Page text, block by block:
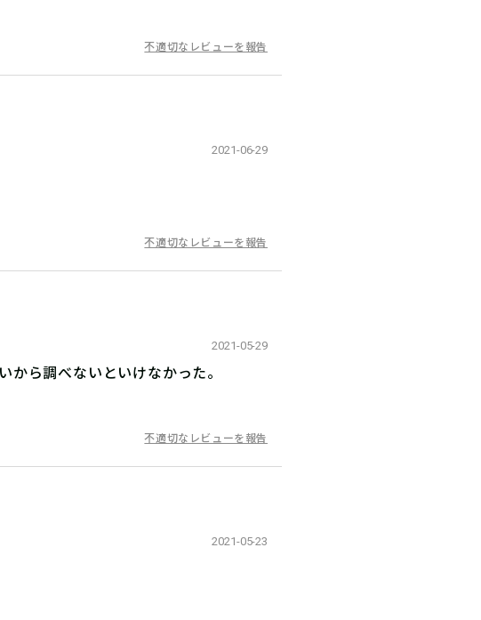
不適切なレビューを報告
2021-06-29
不適切なレビューを報告
2021-05-29
ら調べないといけなかった。
不適切なレビューを報告
2021-05-23